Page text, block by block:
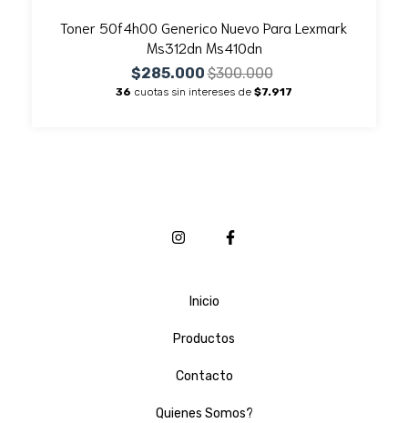
Toner 50f4h00 Generico Nuevo Para Lexmark
Ms312dn Ms410dn
$285.000$300.000
36 cuotas sin intereses de $7.917
Inicio
Productos
Contacto
Quienes Somos?